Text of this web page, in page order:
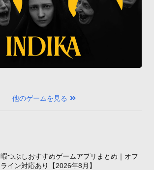
他のゲームを見る
暇つぶしおすすめゲームアプリまとめ｜オフ
ライン対応あり【2026年8月】